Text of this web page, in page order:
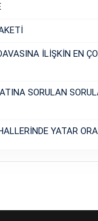
İLİŞKİN EN
SORULAN
YATAR